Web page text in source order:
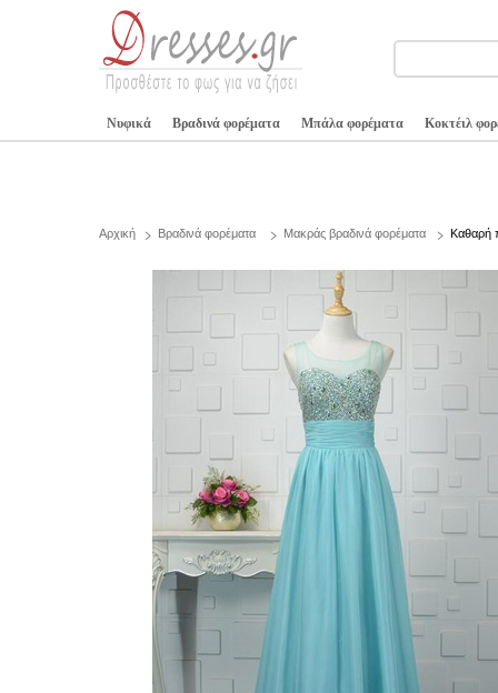
Νυφικά Βραδινά φορέματα Μπάλα φορέματα Κοκτέιλ
Αρχική Βραδινά φορέματα Μακράς βραδινά φορέματα Καθαρή